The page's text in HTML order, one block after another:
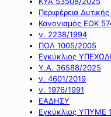
Περιφέρεια
Κανονισμός ΕΟΚ
ν. 2238/1994
ΠΟΛ 1005/2005
Εγκύκλιος
Υ.Α. 36588/2025
ν. 4601/2019
ν. 1976/1991
ΕΑΔΗΣΥ
Εγκύκλιος ΥΠΥΜΕ